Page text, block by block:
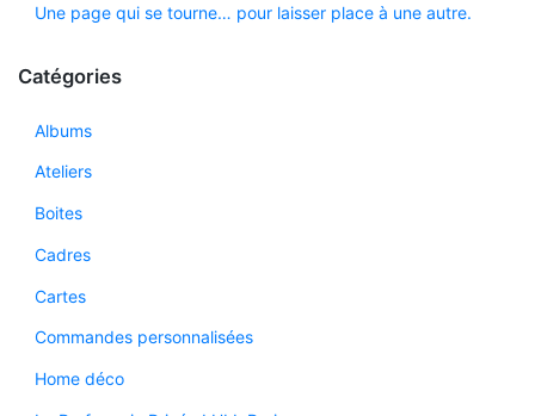
Une page qui se tourne… pour laisser place à une autre.
Catégories
Albums
Ateliers
Boites
Cadres
Cartes
Commandes personnalisées
Home déco